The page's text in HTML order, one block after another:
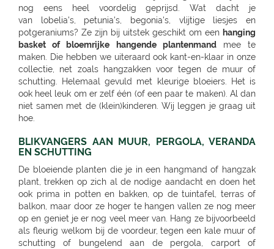
hanging
basket of bloemrijke hangende plantenmandmee te
maken. Die hebben we uiteraard ook kant-en-klaar in onze
collectie, net zoals hangzakken voor tegen de muur of
schutting. Helemaal gevuld met kleurige bloeiers. Het is
ook heel leuk om er zelf één (of een paar te maken). Al dan
niet samen met de (klein)kinderen. Wij leggen je graag uit
hoe.
BLIKVANGERS AAN MUUR, PERGOLA, VERANDA
EN SCHUTTING
De bloeiende planten die je in een hangmand of hangzak
plant, trekken op zich al de nodige aandacht en doen het
ook prima in potten en bakken, op de tuintafel, terras of
balkon, maar door ze hoger te hangen vallen ze nog meer
op en geniet je er nog veel meer van. Hang ze bijvoorbeeld
als fleurig welkom bij de voordeur, tegen een kale muur of
schutting of bungelend aan de pergola, carport of